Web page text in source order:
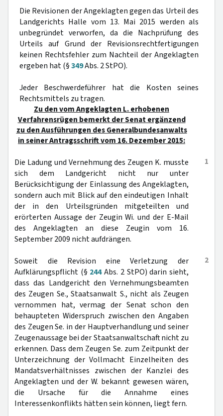
Die Revisionen der Angeklagten gegen das Urteil des
Landgerichts Halle vom 13. Mai 2015 werden als
unbegründet verworfen, da die Nachprüfung des
Urteils auf Grund der Revisionsrechtfertigungen
keinen Rechtsfehler zum Nachteil der Angeklagten
ergeben hat (§349Abs. 2 StPO).
Jeder Beschwerdeführer hat die Kosten seines
Rechtsmittels zu tragen.
Zu den vom Angeklagten L. erhobenen
Verfahrensrügen bemerkt der Senat ergänzend
zu den Ausführungen des Generalbundesanwalts
in seiner Antragsschrift vom 16. Dezember 2015:
1
Die Ladung und Vernehmung des Zeugen K. musste
sich dem Landgericht nicht nur unter
Berücksichtigung der Einlassung des Angeklagten,
sondern auch mit Blick auf den eindeutigen Inhalt
der in den Urteilsgründen mitgeteilten und
erörterten Aussage der Zeugin Wi. und der E-Mail
des Angeklagten an diese Zeugin vom 16.
September 2009 nicht aufdrängen.
2
Soweit die Revision eine Verletzung der
Aufklärungspflicht (§ 244Abs. 2 StPO) darin sieht,
dass das Landgericht den Vernehmungsbeamten
des Zeugen Se., Staatsanwalt S., nicht als Zeugen
vernommen hat, vermag der Senat schon den
behaupteten Widerspruch zwischen den Angaben
des Zeugen Se. in der Hauptverhandlung und seiner
Zeugenaussage bei der Staatsanwaltschaft nicht zu
erkennen. Dass dem Zeugen Se. zum Zeitpunkt der
Unterzeichnung der Vollmacht Einzelheiten des
Mandatsverhältnisses zwischen der Kanzlei des
Angeklagten und der W. bekannt gewesen wären,
die Ursache für die Annahme eines
Interessenkonflikts hätten sein können, liegt fern.